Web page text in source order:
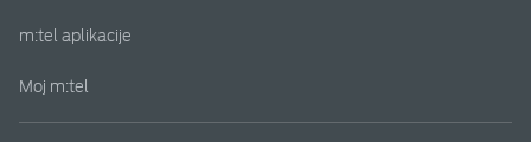
m:tel aplikacije
Moj m:tel